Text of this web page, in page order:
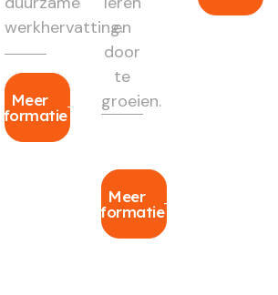
werkhervatting.
Meer
informatie
en
door
te
groeien.
Meer
informatie